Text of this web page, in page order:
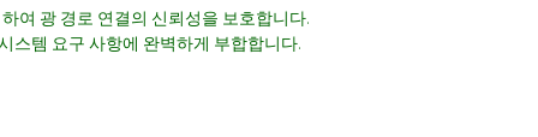
여 광 경로 연결의 신뢰성을 보호합니다.
스템 요구 사항에 완벽하게 부합합니다.